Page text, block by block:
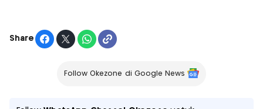
Share
Follow Okezone di Google News